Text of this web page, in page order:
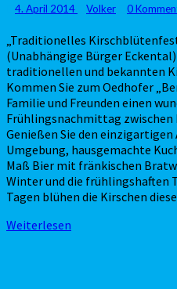
4. April 2014 Volker 0
„Traditionelles
(Unabhängige Bürger
traditionellen und bekannten
Kommen Sie zum Oedhofer
Familie und Freunden einen
Frühlingsnachmittag zwischen
Genießen Sie den
Umgebung, hausgemachte
Maß Bier mit fränkischen
Winter und die frühlingshaften
Tagen blühen die Kirschen
Weiterlesen